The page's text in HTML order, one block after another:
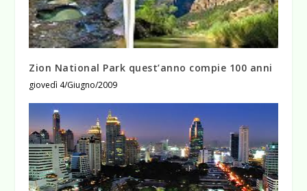
Zion National Park quest’anno compie 100 anni
giovedì 4/Giugno/2009